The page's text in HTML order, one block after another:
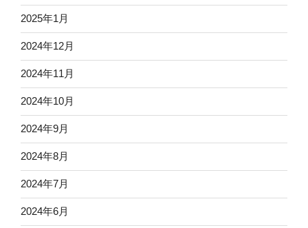
2025年1月
2024年12月
2024年11月
2024年10月
2024年9月
2024年8月
2024年7月
2024年6月